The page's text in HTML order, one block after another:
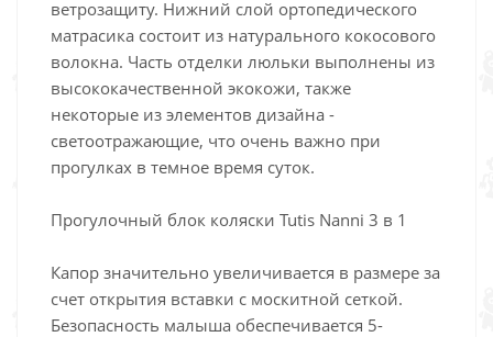
ветрозащиту. Нижний слой ортопедического
матрасика состоит из натурального кокосового
волокна. Часть отделки люльки выполнены из
высококачественной экокожи, также
некоторые из элементов дизайна -
светоотражающие, что очень важно при
прогулках в темное время суток.
Прогулочный блок коляски Tutis Nanni 3 в 1
Капор значительно увеличивается в размере за
счет открытия вставки с москитной сеткой.
Безопасность малыша обеспечивается 5-